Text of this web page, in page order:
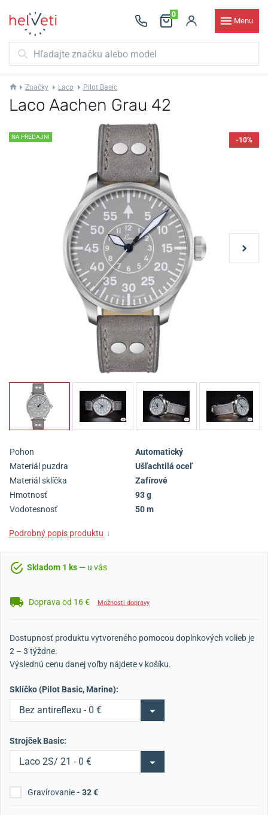
0
Menu
Značky Laco Pilot Basic
Laco Aachen Grau 42
NA PREDAJNI -10%
Pohon
Automatický
Materiál puzdra
Ušľachtilá oceľ
Materiál sklíčka
Zafírové
Hmotnosť
93 g
Vodotesnosť
50 m
Podrobný popis produktu ↓
Skladom 1 ks — u vás
Doprava od 16 € Možnosti dopravy
Dostupnosť produktu vytvoreného pomocou doplnkových volieb je
2 – 3 týždne.
Výslednú cenu danej voľby nájdete v košíku.
Sklíčko (Pilot Basic, Marine):
Bez antireflexu - 0 €
Strojček Basic:
Laco 2S/ 21 - 0 €
Gravírovanie- 32 €